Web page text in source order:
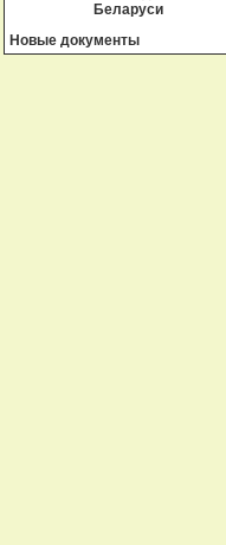
Беларуси
Новые документы